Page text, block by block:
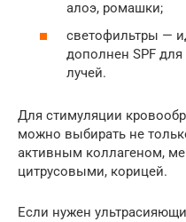
алоэ, ромашки;
светофильтры —
дополнен SPF
лучей.
Для стимуляции
можно выбирать не
активным коллагеном,
цитрусовыми, корицей.
Если нужен